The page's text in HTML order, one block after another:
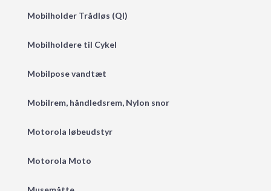
Mobilholder Trådløs (QI)
Mobilholdere til Cykel
Mobilpose vandtæt
Mobilrem, håndledsrem, Nylon snor
Motorola løbeudstyr
Motorola Moto